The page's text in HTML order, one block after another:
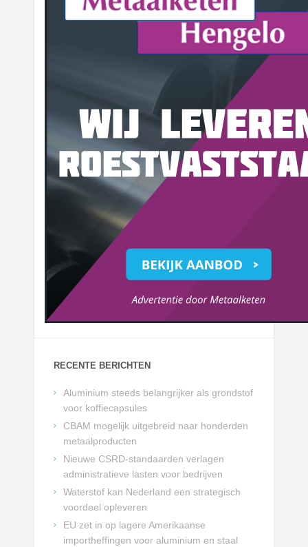
RECENTE BERICHTEN
Aluminium steeds belangrijker als grondstof
voor koffiecapsules
CBAM mogelijk uitgebreid naar honderden
metaalproducten
Nieuwe CSRD-standaarden verlagen
administratieve lasten voor bedrijven
Waterstof kan Nederland een strategisch
voordeel opleveren
EU zet in op lagere Amerikaanse
importheffingen voor aluminium en staal